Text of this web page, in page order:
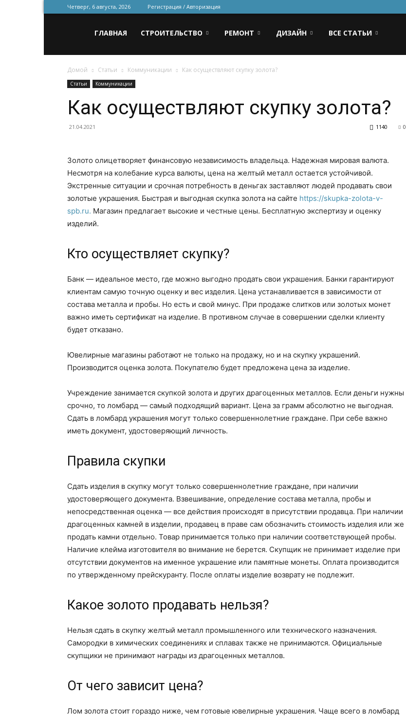
Четверг, 6 августа, 2026 Регистрация / Авторизация
для
строительства
ремонта
ГЛАВНАЯ СТРОИТЕЛЬСТВО РЕМОНТ ДИЗАЙН ВСЕ СТАТЬИ
Домой Статьи Коммуникации Как осуществляют скупку золота?
Статьи Коммуникации
Как осуществляют скупку золота?
21.04.2021 0
1140
Золото олицетворяет финансовую независимость владельца. Надежная мировая валюта.
Несмотря на колебание курса валюты, цена на желтый металл остается устойчивой.
Экстренные ситуации и срочная потребность в деньгах заставляют людей продавать свои
золотые украшения. Быстрая и выгодная скупка золота на сайте https://skupka-zolota-v-
spb.ru. Магазин предлагает высокие и честные цены. Бесплатную экспертизу и оценку
изделий.
Кто осуществляет скупку?
Банк — идеальное место, где можно выгодно продать свои украшения. Банки гарантируют
клиентам самую точную оценку и вес изделия. Цена устанавливается в зависимости от
состава металла и пробы. Но есть и свой минус. При продаже слитков или золотых монет
важно иметь сертификат на изделие. В противном случае в совершении сделки клиенту
будет отказано.
Ювелирные магазины работают не только на продажу, но и на скупку украшений.
Производится оценка золота. Покупателю будет предложена цена за изделие.
Учреждение занимается скупкой золота и других драгоценных металлов. Если деньги нужны
срочно, то ломбард — самый подходящий вариант. Цена за грамм абсолютно не выгодная.
Сдать в ломбард украшения могут только совершеннолетние граждане. При себе важно
иметь документ, удостоверяющий личность.
Правила скупки
Сдать изделия в скупку могут только совершеннолетние граждане, при наличии
удостоверяющего документа. Взвешивание, определение состава металла, пробы и
непосредственная оценка — все действия происходят в присутствии продавца. При наличии
драгоценных камней в изделии, продавец в праве сам обозначить стоимость изделия или же
продать камни отдельно. Товар принимается только при наличии соответствующей пробы.
Наличие клейма изготовителя во внимание не берется. Скупщик не принимает изделие при
отсутствии документов на именное украшение или памятные монеты. Оплата производится
по утвержденному прейскуранту. После оплаты изделие возврату не подлежит.
Какое золото продавать нельзя?
Нельзя сдать в скупку желтый металл промышленного или технического назначения.
Самородки в химических соединениях и сплавах также не принимаются. Официальные
скупщики не принимают награды из драгоценных металлов.
От чего зависит цена?
Лом золота стоит гораздо ниже, чем готовые ювелирные украшения. Чаще всего в ломбард